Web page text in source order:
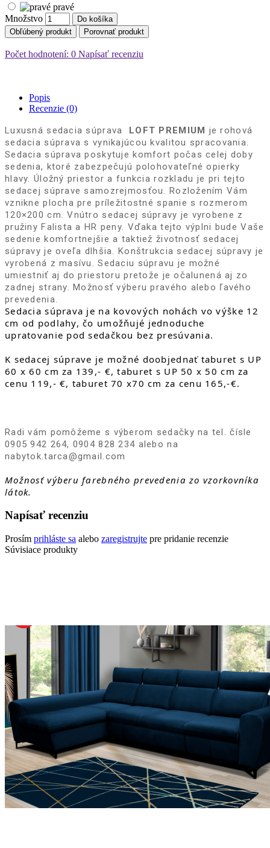
pravé
Množstvo
Do košíka
Obľúbený produkt
Porovnať produkt
Počet hodnotení: 0 Napísať recenziu
Popis
Recenzie (0)
Luxusná sedacia súprava LOFT PREMIUM je rohová
sedacia súprava s vynikajúcou kvalitou spracovania.
Sedacia súprava poskytuje komfort počas celej doby
sedenia, ktoré zabezpečujú polohovateľné opierky
hlavy. Úložný priestor a funkcia rozkladu je pri tejto
sedacej súprave samozrejmosťou. Rozložením Vám
vznikne plocha pre príležitostné spanie s rozmerom
120×200 cm. Vnútro sedacej súpravy je vyrobene z
pružiny Falista a HR peny. Vďaka tejto výplni bude Vaše
sedenie komfortnejšie a taktiež životnosť sedacej
súpravy je oveľa dlhšia. Konštrukcia sedacej súpravy je
vyrobená z masívu. Sedaciu súpravu je možné
umiestniť aj do priestoru pretože je očalunená aj zo
zadnej strany. Možnosť výberu pravého alebo ľavého
prevedenia.
Sedacia súprava je na kovových nohách vo výške 12
cm od podlahy, čo umožňujé jednoduche
upratovanie pod sedačkou bez presúvania.
K sedacej súprave je možné doobjednať taburet s UP
60 x 60 cm za 139,- €, taburet s UP 50 x 50 cm za
cenu 119,- €, taburet 70 x70 cm za cenu 165,-€.
Radi vám pomôžeme s výberom sedačky na tel. čísle
0905 942 264, 0904 828 234 alebo na
nabytok.tarca@gmail.com
Možnosť výberu farebného prevedenia zo vzorkovníka
látok.
Napísať recenziu
Prosím prihláste sa alebo zaregistrujte pre pridanie recenzie
Súvisiace produkty